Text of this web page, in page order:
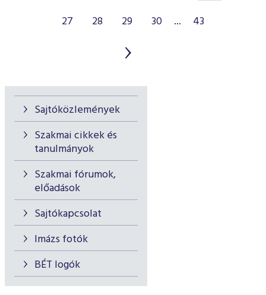
Sajtóközlemények
Szakmai cikkek és
tanulmányok
Szakmai fórumok,
előadások
Sajtókapcsolat
Imázs fotók
BÉT logók
27
28 29 30 ... 43